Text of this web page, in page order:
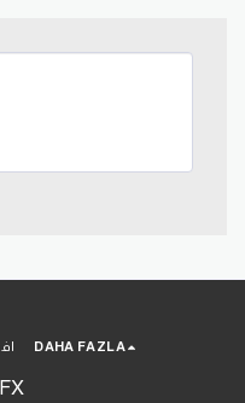
DAHA FAZLA